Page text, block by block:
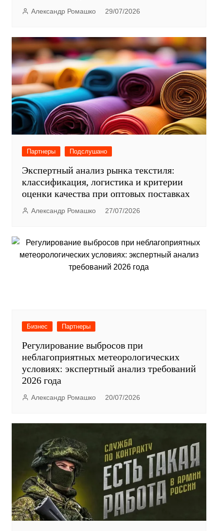
Александр Ромашко 29/07/2026
Партнеры Подслушано
Экспертный анализ рынка текстиля:
классификация, логистика и критерии
оценки качества при оптовых поставках
Александр Ромашко 27/07/2026
Бизнес Партнеры
Регулирование выбросов при
неблагоприятных метеорологических
условиях: экспертный анализ требований
2026 года
Александр Ромашко 20/07/2026